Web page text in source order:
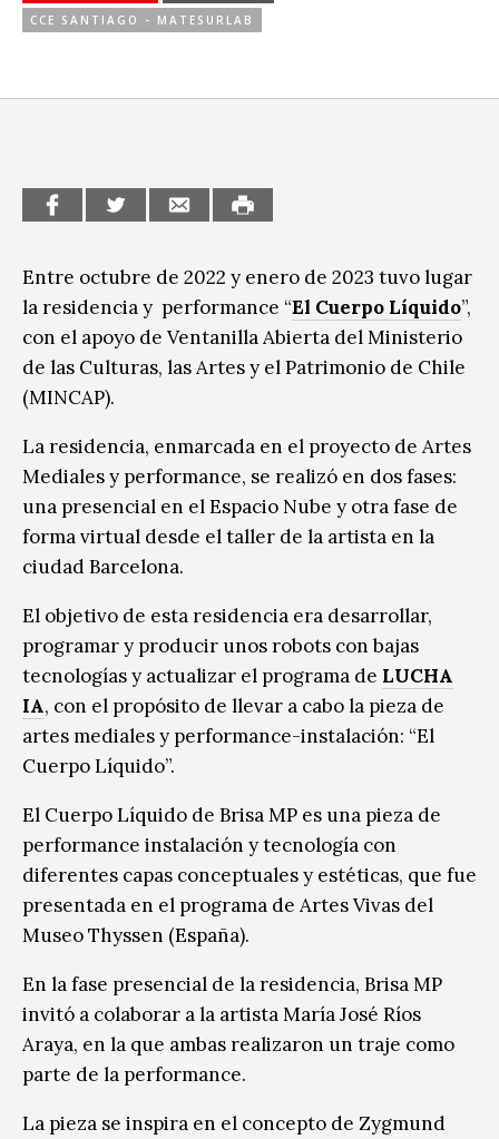
Sitios de interés
Ciudadanía / Comunidad
Formación
Letras
Patrimonio
Radio / Podcast
CCE SANTIAGO - MATESURLAB
Entre octubre de 2022 y enero de 2023 tuvo lugar
la residencia y performance “El Cuerpo Líquido”,
con el apoyo de Ventanilla Abierta del Ministerio
de las Culturas, las Artes y el Patrimonio de Chile
(MINCAP).
La residencia, enmarcada en el proyecto de Artes
Mediales y performance, se realizó en dos fases:
una presencial en el Espacio Nube y otra fase de
forma virtual desde el taller de la artista en la
ciudad Barcelona.
El objetivo de esta residencia era desarrollar,
programar y producir unos robots con bajas
tecnologías y actualizar el programa de LUCHA
IA, con el propósito de llevar a cabo la pieza de
artes mediales y performance-instalación: “El
Cuerpo Líquido”.
El Cuerpo Líquido de Brisa MP es una pieza de
performance instalación y tecnología con
diferentes capas conceptuales y estéticas, que fue
presentada en el programa de Artes Vivas del
Museo Thyssen (España).
En la fase presencial de la residencia, Brisa MP
invitó a colaborar a la artista María José Ríos
Araya, en la que ambas realizaron un traje como
parte de la performance.
La pieza se inspira en el concepto de Zygmund